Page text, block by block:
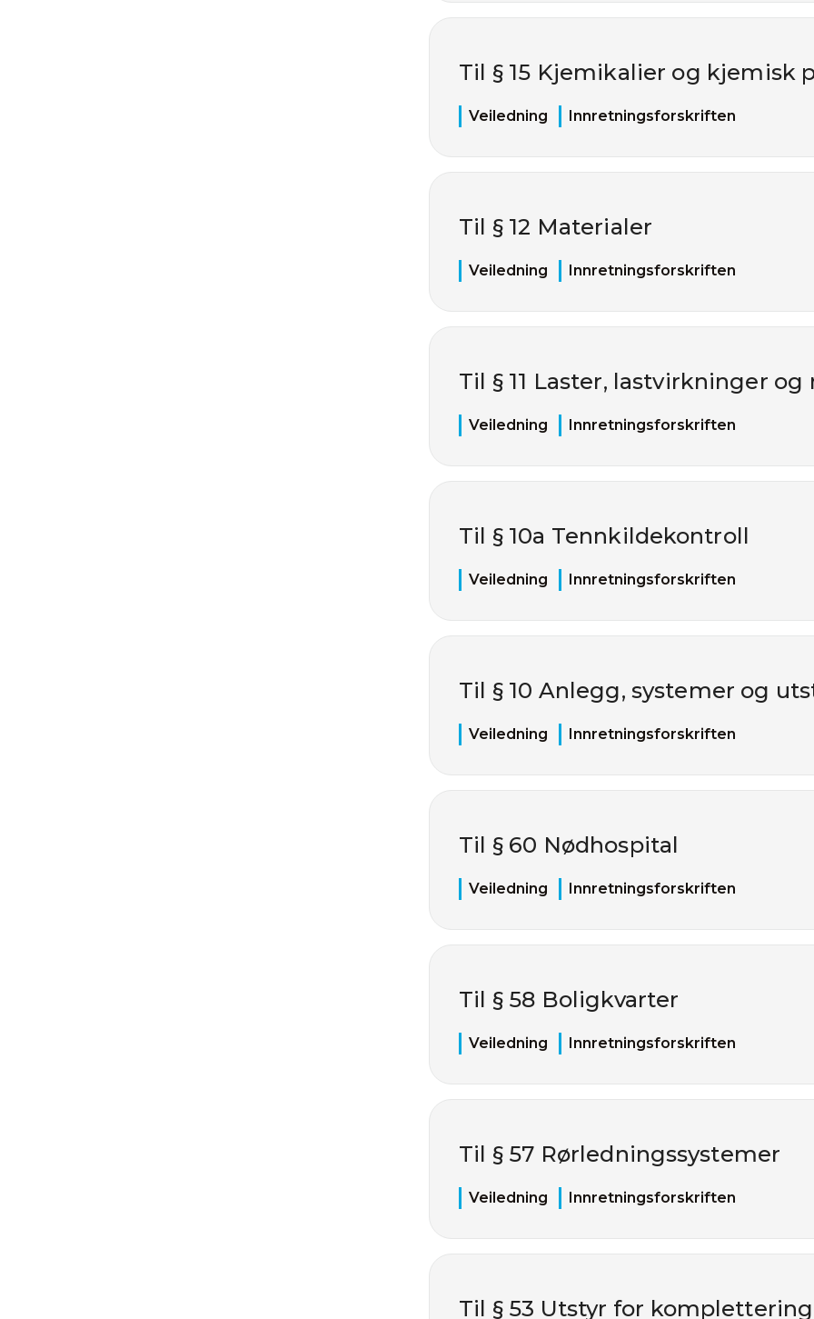
Til § 15 Kjemikalier og kjemisk
Veiledning Innretningsforskriften
Til § 12 Materialer
Veiledning Innretningsforskriften
Til § 11 Laster, lastvirkninger
Veiledning Innretningsforskriften
Til § 10a Tennkildekontroll
Veiledning Innretningsforskriften
Til § 10 Anlegg, systemer og
Veiledning Innretningsforskriften
Til § 60 Nødhospital
Veiledning Innretningsforskriften
Til § 58 Boligkvarter
Veiledning Innretningsforskriften
Til § 57 Rørledningssystemer
Veiledning Innretningsforskriften
Til § 53 Utstyr for